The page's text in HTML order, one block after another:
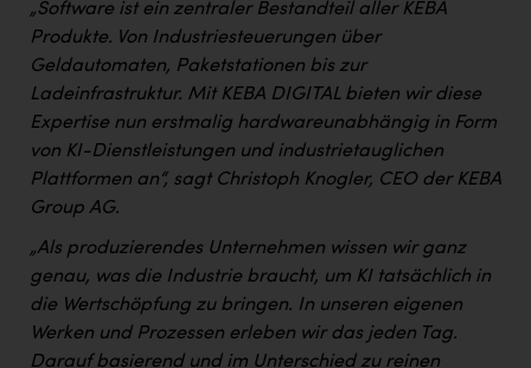
RUBBLE MASTER
Ruderclub Wels
SCRI - Salzburg Cancer Research Institute
SCHMACHTL GmbH
Schwingshandl - automation technology gmbh
Seher + Partner
Smurfit Westrock Nettingsdorf
„Software ist ein zentraler Bestandteil aller KEBA
Produkte. Von Industriesteuerungen über
Geldautomaten, Paketstationen bis zur
Ladeinfrastruktur. Mit KEBA DIGITAL bieten wir diese
Expertise nun erstmalig hardwareunabhängig in Form
von KI-Dienstleistungen und industrietauglichen
Plattformen an“, sagt Christoph Knogler, CEO der KEBA
Group AG.
„Als produzierendes Unternehmen wissen wir ganz
genau, was die Industrie braucht, um KI tatsächlich in
die Wertschöpfung zu bringen. In unseren eigenen
Werken und Prozessen erleben wir das jeden Tag.
Darauf basierend und im Unterschied zu reinen